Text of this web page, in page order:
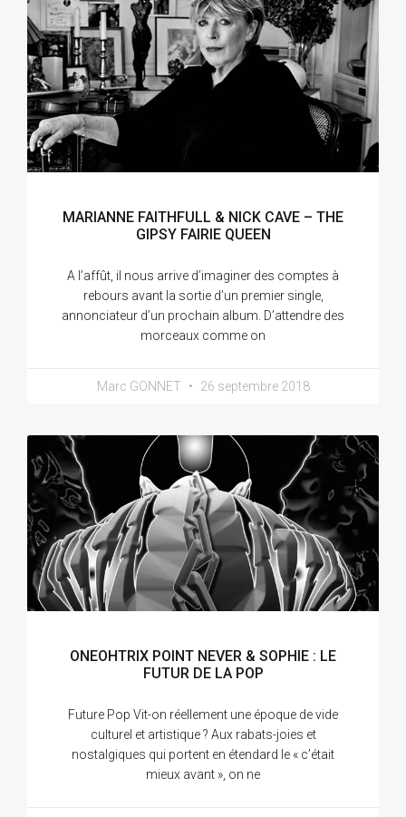
MARIANNE FAITHFULL & NICK CAVE – THE
GIPSY FAIRIE QUEEN
A l’affût, il nous arrive d’imaginer des comptes à
rebours avant la sortie d’un premier single,
annonciateur d’un prochain album. D’attendre des
morceaux comme on
Marc GONNET 26 septembre 2018
ONEOHTRIX POINT NEVER & SOPHIE : LE
FUTUR DE LA POP
Future Pop Vit-on réellement une époque de vide
culturel et artistique ? Aux rabats-joies et
nostalgiques qui portent en étendard le « c’était
mieux avant », on ne